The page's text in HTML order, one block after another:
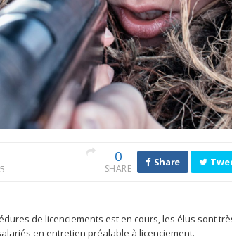
0
SHARE
Share
de licenciements est en cours, les élus sont
en entretien préalable à licenciement.